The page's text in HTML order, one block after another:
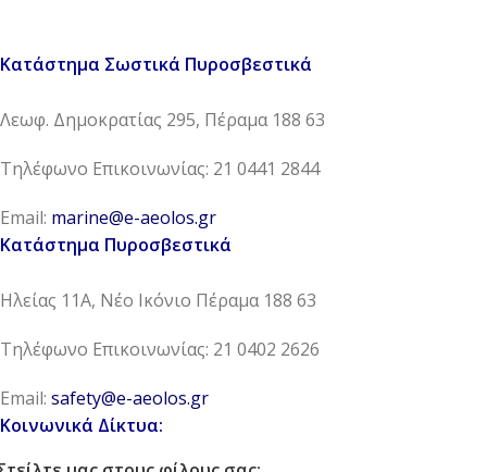
Κατάστημα Σωστικά Πυροσβεστικά
Λεωφ. Δημοκρατίας 295, Πέραμα 188 63
Τηλέφωνο Επικοινωνίας: 21 0441 2844
Email: marine@e-aeolos.gr
Κατάστημα Πυροσβεστικά
Ηλείας 11Α, Νέο Ικόνιο Πέραμα 188 63
Τηλέφωνο Επικοινωνίας: 21 0402 2626
Email: safety@e-aeolos.gr
Κοινωνικά Δίκτυα: